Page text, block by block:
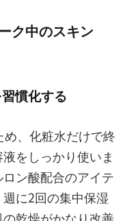
ク中のスキン
慣化する
、化粧水だけで終
をしっかり使いま
ン酸配合のアイテ
に2回の集中保湿